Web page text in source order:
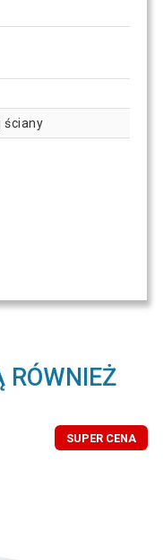
ściany
RÓWNIEŻ
SUPER CENA